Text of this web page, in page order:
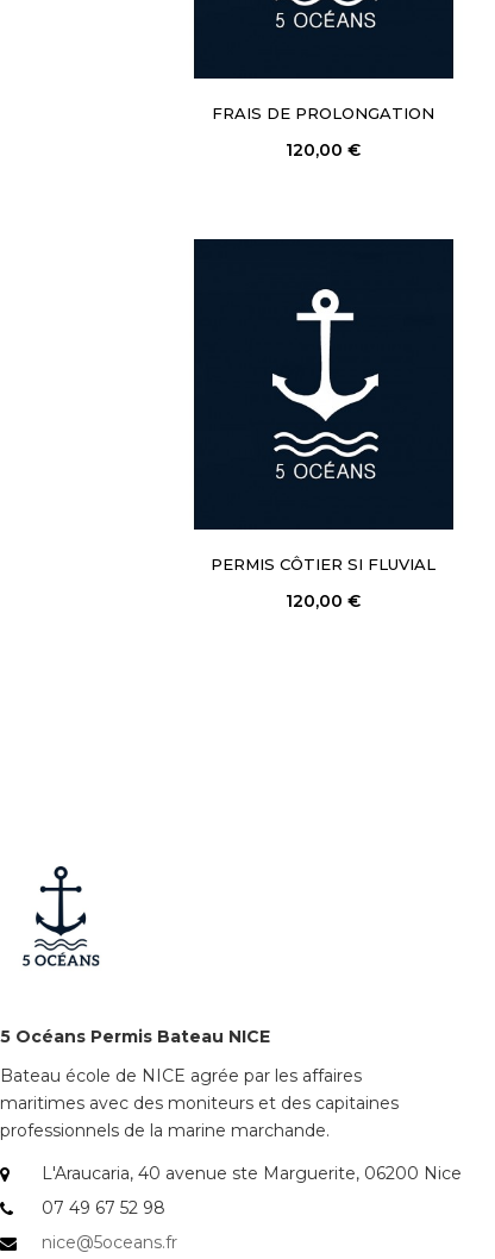
FRAIS DE PROLONGATION
120,00 €
PERMIS CÔTIER SI FLUVIAL
120,00 €
5 Océans Permis Bateau NICE
Bateau école de NICE agrée par les affaires
maritimes avec des moniteurs et des capitaines
professionnels de la marine marchande.
L'Araucaria, 40 avenue ste Marguerite, 06200 Nice
07 49 67 52 98
nice@5oceans.fr